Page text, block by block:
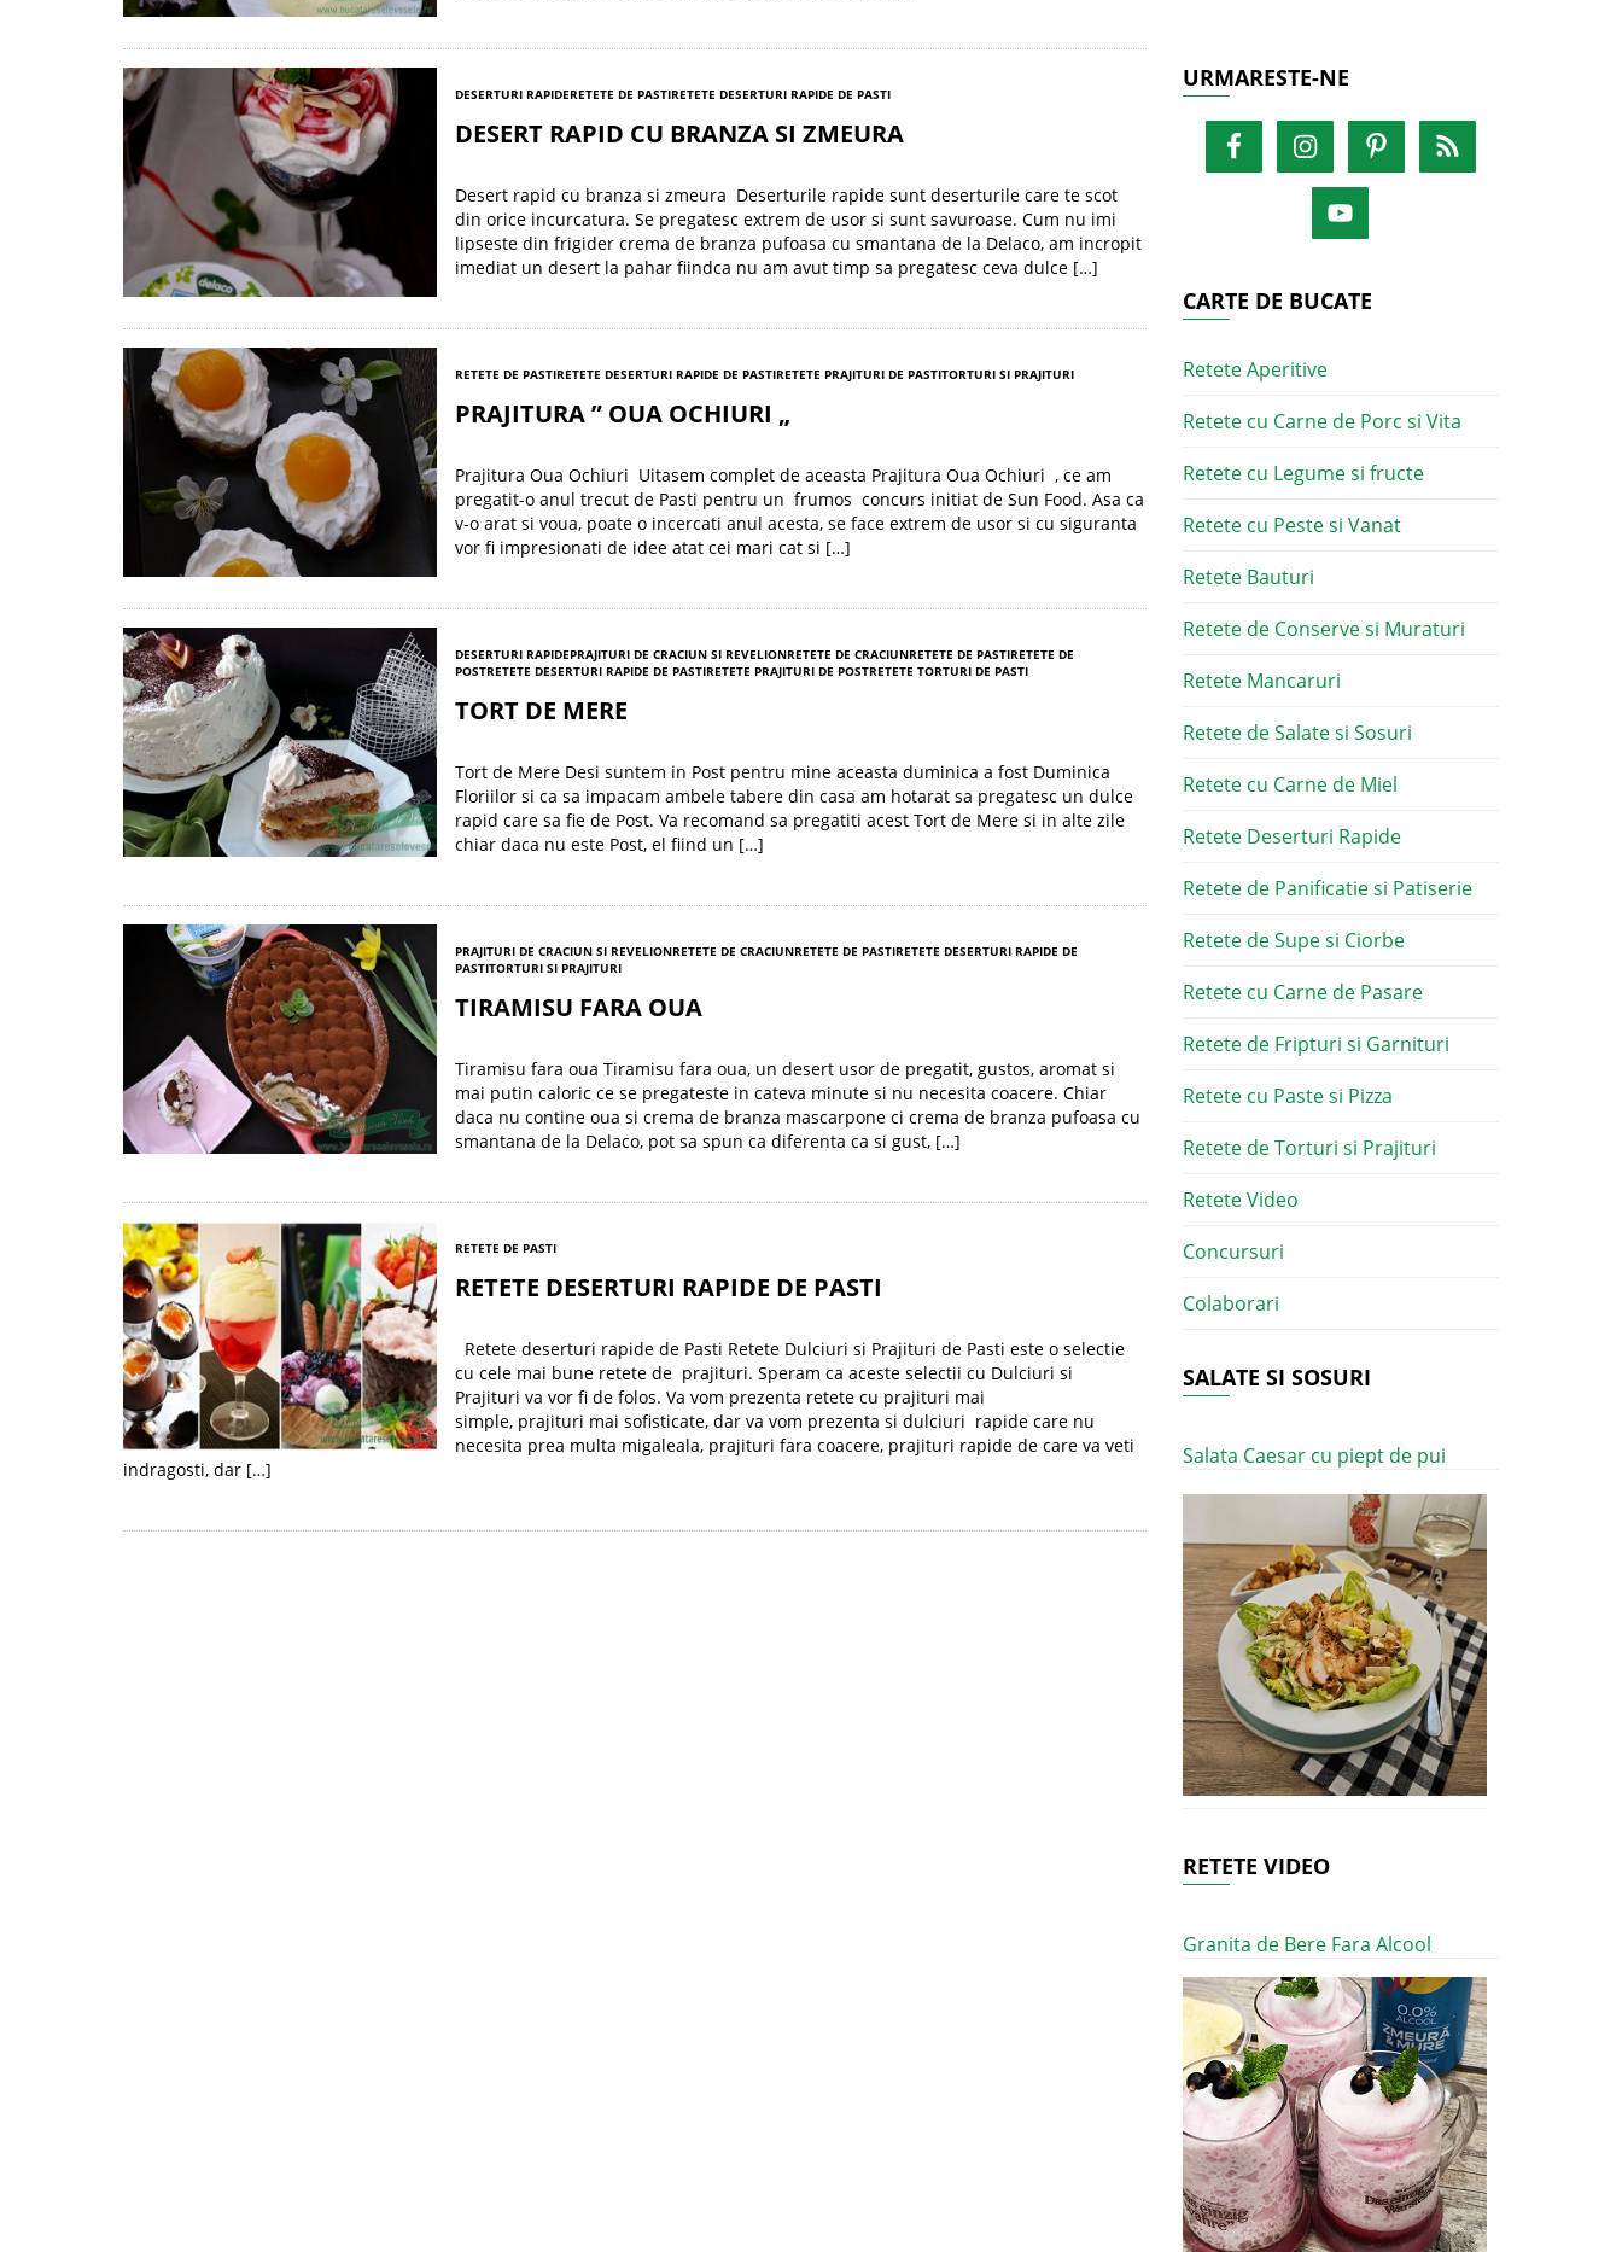
DESERTURI RAPIDERETETE DE PASTIRETETE DESERTURI RAPIDE DE PASTI
DESERT RAPID CU BRANZA SI ZMEURA
Desert rapid cu branza si zmeura Deserturile rapide sunt deserturile care te scot
din orice incurcatura. Se pregatesc extrem de usor si sunt savuroase. Cum nu imi
lipseste din frigider crema de branza pufoasa cu smantana de la Delaco, am incropit
imediat un desert la pahar fiindca nu am avut timp sa pregatesc ceva dulce […]
RETETE DE PASTIRETETE DESERTURI RAPIDE DE PASTIRETETE PRAJITURI DE PASTITORTURI SI PRAJITURI
PRAJITURA ” OUA OCHIURI „
Prajitura Oua Ochiuri Uitasem complet de aceasta Prajitura Oua Ochiuri , ce am
pregatit-o anul trecut de Pasti pentru un frumos concurs initiat de Sun Food. Asa ca
v-o arat si voua, poate o incercati anul acesta, se face extrem de usor si cu siguranta
vor fi impresionati de idee atat cei mari cat si […]
DESERTURI RAPIDEPRAJITURI DE CRACIUN SI REVELIONRETETE DE CRACIUNRETETE DE PASTIRETETE DE
POSTRETETE DESERTURI RAPIDE DE PASTIRETETE PRAJITURI DE POSTRETETE TORTURI DE PASTI
TORT DE MERE
Tort de Mere Desi suntem in Post pentru mine aceasta duminica a fost Duminica
Floriilor si ca sa impacam ambele tabere din casa am hotarat sa pregatesc un dulce
rapid care sa fie de Post. Va recomand sa pregatiti acest Tort de Mere si in alte zile
chiar daca nu este Post, el fiind un […]
PRAJITURI DE CRACIUN SI REVELIONRETETE DE CRACIUNRETETE DE PASTIRETETE DESERTURI RAPIDE DE
PASTITORTURI SI PRAJITURI
TIRAMISU FARA OUA
Tiramisu fara oua Tiramisu fara oua, un desert usor de pregatit, gustos, aromat si
mai putin caloric ce se pregateste in cateva minute si nu necesita coacere. Chiar
daca nu contine oua si crema de branza mascarpone ci crema de branza pufoasa cu
smantana de la Delaco, pot sa spun ca diferenta ca si gust, […]
RETETE DE PASTI
RETETE DESERTURI RAPIDE DE PASTI
Retete deserturi rapide de Pasti Retete Dulciuri si Prajituri de Pasti este o selectie
cu cele mai bune retete de prajituri. Speram ca aceste selectii cu Dulciuri si
Prajituri va vor fi de folos. Va vom prezenta retete cu prajituri mai
simple, prajituri mai sofisticate, dar va vom prezenta si dulciuri rapide care nu
necesita prea multa migaleala, prajituri fara coacere, prajituri rapide de care va veti
indragosti, dar […]
URMARESTE-NE
CARTE DE BUCATE
Retete Aperitive
Retete cu Carne de Porc si Vita
Retete cu Legume si fructe
Retete cu Peste si Vanat
Retete Bauturi
Retete de Conserve si Muraturi
Retete Mancaruri
Retete de Salate si Sosuri
Retete cu Carne de Miel
Retete Deserturi Rapide
Retete de Panificatie si Patiserie
Retete de Supe si Ciorbe
Retete cu Carne de Pasare
Retete de Fripturi si Garnituri
Retete cu Paste si Pizza
Retete de Torturi si Prajituri
Retete Video
Concursuri
Colaborari
SALATE SI SOSURI
Salata Caesar cu piept de pui
RETETE VIDEO
Granita de Bere Fara Alcool